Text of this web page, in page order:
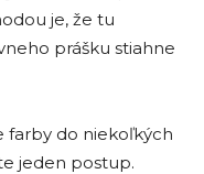
je, že tu
prášku stiahne
farby do niekoľkých
jeden postup.